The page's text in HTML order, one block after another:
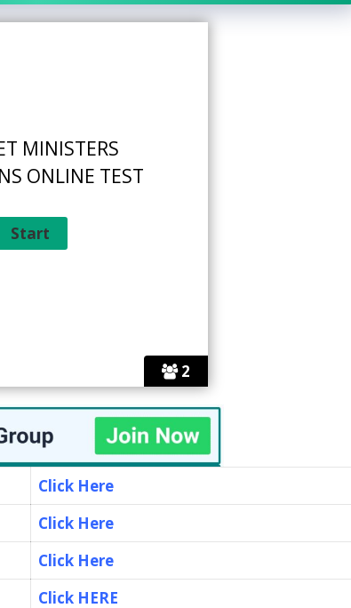
2
MINISTERS
ONLINE TEST
Click Here
Click Here
Click Here
Click HERE